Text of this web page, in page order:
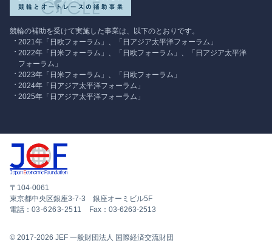
競輪の補助を受けて実施した事業は、以下のとおりです。
2021年「日欧フォーラム」、「日アジア太平洋フォーラム」
2022年「日米フォーラム」、「日欧フォーラム」、「日アジア太平洋
フォーラム」
2023年「日米フォーラム」、「日欧フォーラム」
2024年「日アジア太平洋フォーラム」
2025年「日アジア太平洋フォーラム」
〒104-0061
東京都中央区銀座3-7-3 銀座オーミビル5F
電話： 03-6263-2511 Fax：03-6263-2513
© 2017-2026 JEF 一般財団法人 国際経済交流財団